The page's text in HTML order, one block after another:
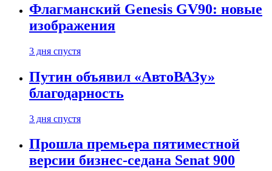
Флагманский Genesis GV90: новые
изображения
3 дня спустя
Путин объявил «АвтоВАЗу»
благодарность
3 дня спустя
Прошла премьера пятиместной
версии бизнес-седана Senat 900